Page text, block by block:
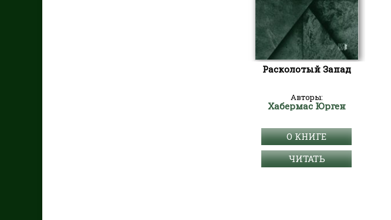
Расколотый Запад
Авторы:
Хабермас Юрген
О КНИГЕ
ЧИТАТЬ